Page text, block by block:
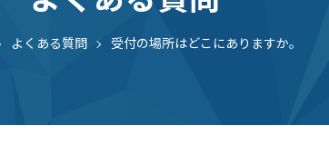
よくある質問 受付の場所はどこにありますか。